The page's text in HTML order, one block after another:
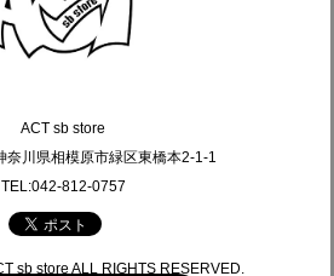
ACT sb store
奈川県相模原市緑区東橋本2-1-1
TEL:042-812-0757
sb store ALL RIGHTS RESERVED.